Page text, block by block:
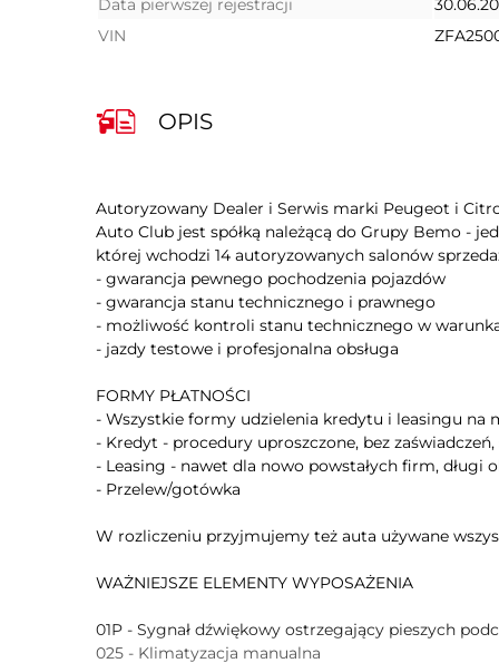
Data pierwszej rejestracji
VIN
OPIS
Autoryzowany Dealer i Serwis marki Peugeot i
Auto Club jest spółką należącą do Grupy Bemo -
której wchodzi 14 autoryzowanych salonów
- gwarancja pewnego pochodzenia pojazdów
- gwarancja stanu technicznego i prawnego
- możliwość kontroli stanu technicznego w
- jazdy testowe i profesjonalna obsługa
FORMY PŁATNOŚCI
- Wszystkie formy udzielenia kredytu i leasingu na
- Kredyt - procedury uproszczone, bez zaświadczeń,
- Leasing - nawet dla nowo powstałych firm, długi
- Przelew/gotówka
W rozliczeniu przyjmujemy też auta używane
WAŻNIEJSZE ELEMENTY WYPOSAŻENIA
01P - Sygnał dźwiękowy ostrzegający pieszych
025 - Klimatyzacja manualna